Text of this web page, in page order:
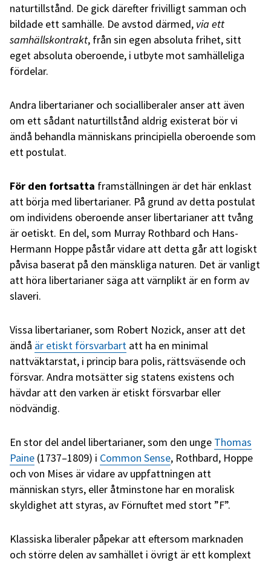
naturtillstånd. De gick därefter frivilligt samman och
bildade ett samhälle. De avstod därmed, via ett
samhällskontrakt, från sin egen absoluta frihet, sitt
eget absoluta oberoende, i utbyte mot samhälleliga
fördelar.
Andra libertarianer och socialliberaler anser att även
om ett sådant naturtillstånd aldrig existerat bör vi
ändå behandla människans principiella oberoende som
ett postulat.
För den fortsatta framställningen är det här enklast
att börja med libertarianer. På grund av detta postulat
om individens oberoende anser libertarianer att tvång
är oetiskt. En del, som Murray Rothbard och Hans-
Hermann Hoppe påstår vidare att detta går att logiskt
påvisa baserat på den mänskliga naturen. Det är vanligt
att höra libertarianer säga att värnplikt är en form av
slaveri.
Vissa libertarianer, som Robert Nozick, anser att det
ändå är etiskt försvarbart att ha en minimal
nattväktarstat, i princip bara polis, rättsväsende och
försvar. Andra motsätter sig statens existens och
hävdar att den varken är etiskt försvarbar eller
nödvändig.
En stor del andel libertarianer, som den unge Thomas
Paine (1737–1809) i Common Sense, Rothbard, Hoppe
och von Mises är vidare av uppfattningen att
människan styrs, eller åtminstone har en moralisk
skyldighet att styras, av Förnuftet med stort ”F”.
Klassiska liberaler påpekar att eftersom marknaden
och större delen av samhället i övrigt är ett komplext